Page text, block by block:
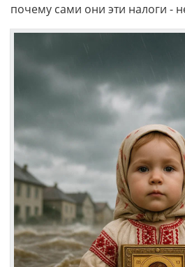
почему сами они эти налоги -